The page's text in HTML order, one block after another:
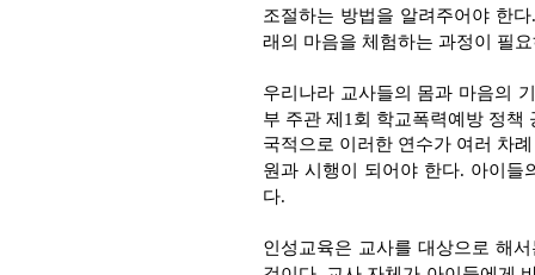
조절하는 방법을 알려주어야 한
래의 마음을 체험하는 과정이 필
우리나라 교사들의 몸과 마음의
부 주관 제1회 학교폭력예방 정책
국적으로 이러한 연수가 여러 차
원과 시행이 되어야 한다. 아이들
다.
인성교육은 교사를 대상으로 해